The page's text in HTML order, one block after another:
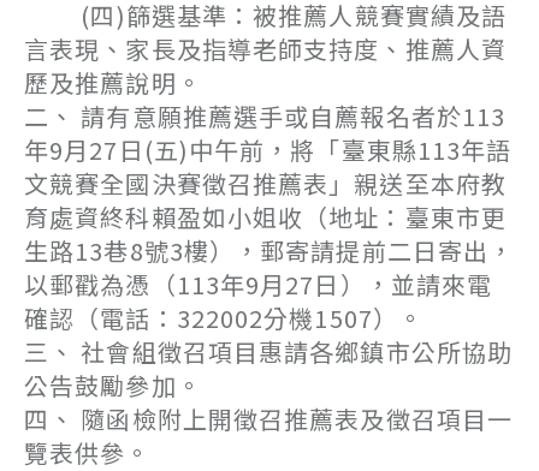
(四)篩選基準：被推薦人競賽實績及語
言表現、家長及指導老師支持度、推薦人資
歷及推薦說明。
二、 請有意願推薦選手或自薦報名者於113
年9月27日(五)中午前，將「臺東縣113年語
文競賽全國決賽徵召推薦表」親送至本府教
育處資終科賴盈如小姐收（地址：臺東市更
生路13巷8號3樓），郵寄請提前二日寄出，
以郵戳為憑（113年9月27日），並請來電
確認（電話：322002分機1507）。
三、 社會組徵召項目惠請各鄉鎮市公所協助
公告鼓勵參加。
四、 隨函檢附上開徵召推薦表及徵召項目一
覽表供參。